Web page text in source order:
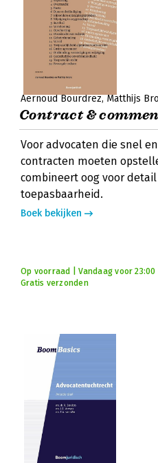
Aernoud Bourdrez Matthijs
Contract &
Voor advocaten die snel
contracten moeten
combineert oog voor
toepasbaarheid.
Boek bekijken
Op voorraad | Vandaag voor
Gratis verzonden